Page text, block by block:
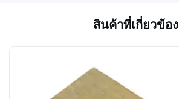
สินค้าที่เกี่ยวข้อง